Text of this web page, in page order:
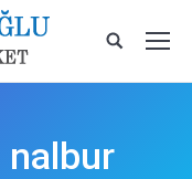
nalbur